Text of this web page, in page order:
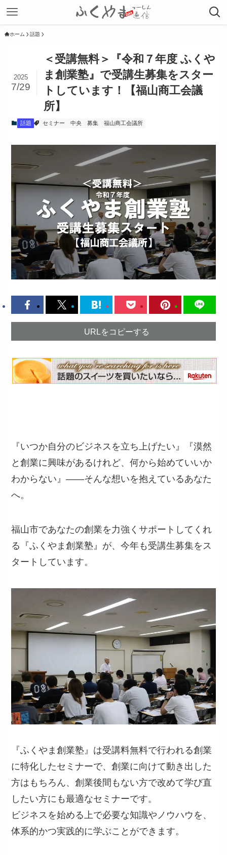
ホーム 話題
＜受講無料＞『令和７年度 ふくや
ま創業塾』で受講生募集をスター
トしています！【福山商工会議
所】
2025
7/29
話題 セミナー 中央 募集 福山商工会議所
URLをコピーする
『いつか自分のビジネスを立ち上げたい』『漠然
と創業に興味があるけれど、何から始めていいか
わからない』――そんな想いを抱えているあなた
へ。
福山市であなたの創業を力強くサポートしてくれ
る『ふくやま創業塾』が、今年も受講生募集をス
タートしています。
『ふくやま創業塾』は受講料無料で行われる創業
に特化したセミナーで、創業に向けて動き出した
方はもちろん、創業後間もない方で改めて学び直
したい方にも最適なセミナーです。
ビジネスを始める上で必要な知識やノウハウを、
体系的かつ実践的に学ぶことができます。